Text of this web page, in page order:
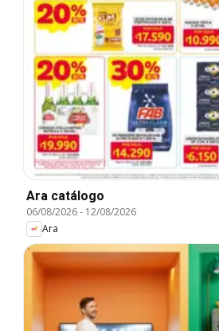
Ara catálogo
06/08/2026- 12/08/2026
Ara